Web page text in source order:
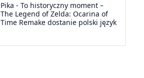
Pika - To historyczny moment –
The Legend of Zelda: Ocarina of
Time Remake dostanie polski język